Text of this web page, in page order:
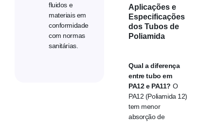
fluidos e
materiais em
conformidade
com normas
sanitárias.
Aplicações e
Especificações
dos Tubos de
Poliamida
Qual a diferença
entre tubo em
PA12 e PA11? O
PA12 (Poliamida 12)
tem menor
absorção de